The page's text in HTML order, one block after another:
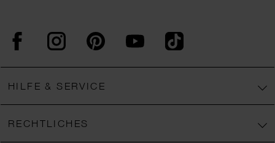
FacebookInstagram PinterestYouTubeTikTok
HILFE & SERVICE
RECHTLICHES